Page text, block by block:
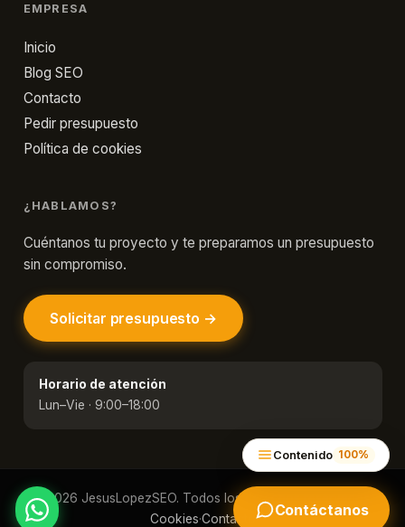
Contenido 100%
mensaje
Propiedad
del
canal
la
de
datos
(no
dependes
algoritmos)
Tasa
apertura
EMPRESA
Inicio
Blog SEO
Contacto
Pedir presupuesto
Política de cookies
¿HABLAMOS?
Cuéntanos tu proyecto y te preparamos un presupuesto
sin compromiso.
Solicitar presupuesto →
Horario de atención
Lun–Vie · 9:00–18:00
© 2026 JesusLopezSEO. Todos los derechos reservados.
Cookies·Contacto
Contáctanos